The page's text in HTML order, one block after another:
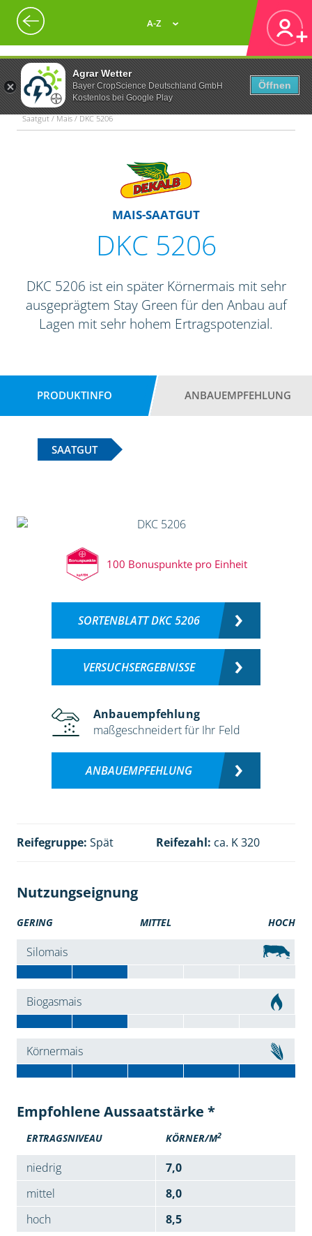
Agrar Wetter
Bayer CropScience Deutschland GmbH
Kostenlos bei Google Play
Öffnen
A-Z
Saatgut / Mais / DKC 5206
MAIS-SAATGUT
DKC 5206
DKC 5206 ist ein später Körnermais mit sehr
ausgeprägtem Stay Green für den Anbau auf
Lagen mit sehr hohem Ertragspotenzial.
PRODUKTINFO ANBAUEMPFEHLUNG
SAATGUT
100 Bonuspunkte pro Einheit
SORTENBLATT DKC 5206
VERSUCHSERGEBNISSE
Anbauempfehlung
maßgeschneidert für Ihr Feld
ANBAUEMPFEHLUNG
Reifegruppe: Spät Reifezahl: ca. K 320
Nutzungseignung
GERING MITTEL HOCH
Silomais
Biogasmais
Körnermais
Empfohlene Aussaatstärke *
ERTRAGSNIVEAU KÖRNER/M2
niedrig
7,0
mittel
8,0
hoch
8,5